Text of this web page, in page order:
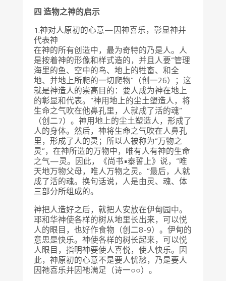
四 造物之神的启示
1.神对人原初的心意—因神喜乐，彰显神并
代表神
在神的所有创造中，最为奇特的乃是人。人
是按着神的形像和样式造的，并且人要“管理
海里的鱼、空中的鸟、地上的牲畜、和全
地、并地上所爬的一切爬物”（创一26）；这
就是神造人的崇高目的：要人成为神在地上
的彰显和代表。“神用地上的尘土塑造人，将
生命之气吹在他鼻孔里，人就成了活的魂”
（创二7）。神用地上的尘土塑造人，形成了
人的身体。然后，神将生命之气吹在人鼻孔
里，形成了人的灵；所以人被称为“万物之
灵”，在神所造的万物中，唯有人有神的生命
之气—灵。因此，《尚书•泰誓上》说，“唯
天地万物父母，唯人万物之灵。”最后，人就
成了活的魂。换句话说，人是由灵、魂、体
三部分所组成的。
神把人造好之后，就把人安放在伊甸园中。
耶和华神使各样的树从地里长出来，可以悦
人的眼目，也好作食物（创二8-9）。伊甸的
意思是快乐。神使各样的树长起来，可以悦
人眼目，指明神要使人喜悦，使人快乐。因
此，神原初的心意不是要人忧愁，乃是要人
因祂喜乐并因祂满足（诗一○○）。